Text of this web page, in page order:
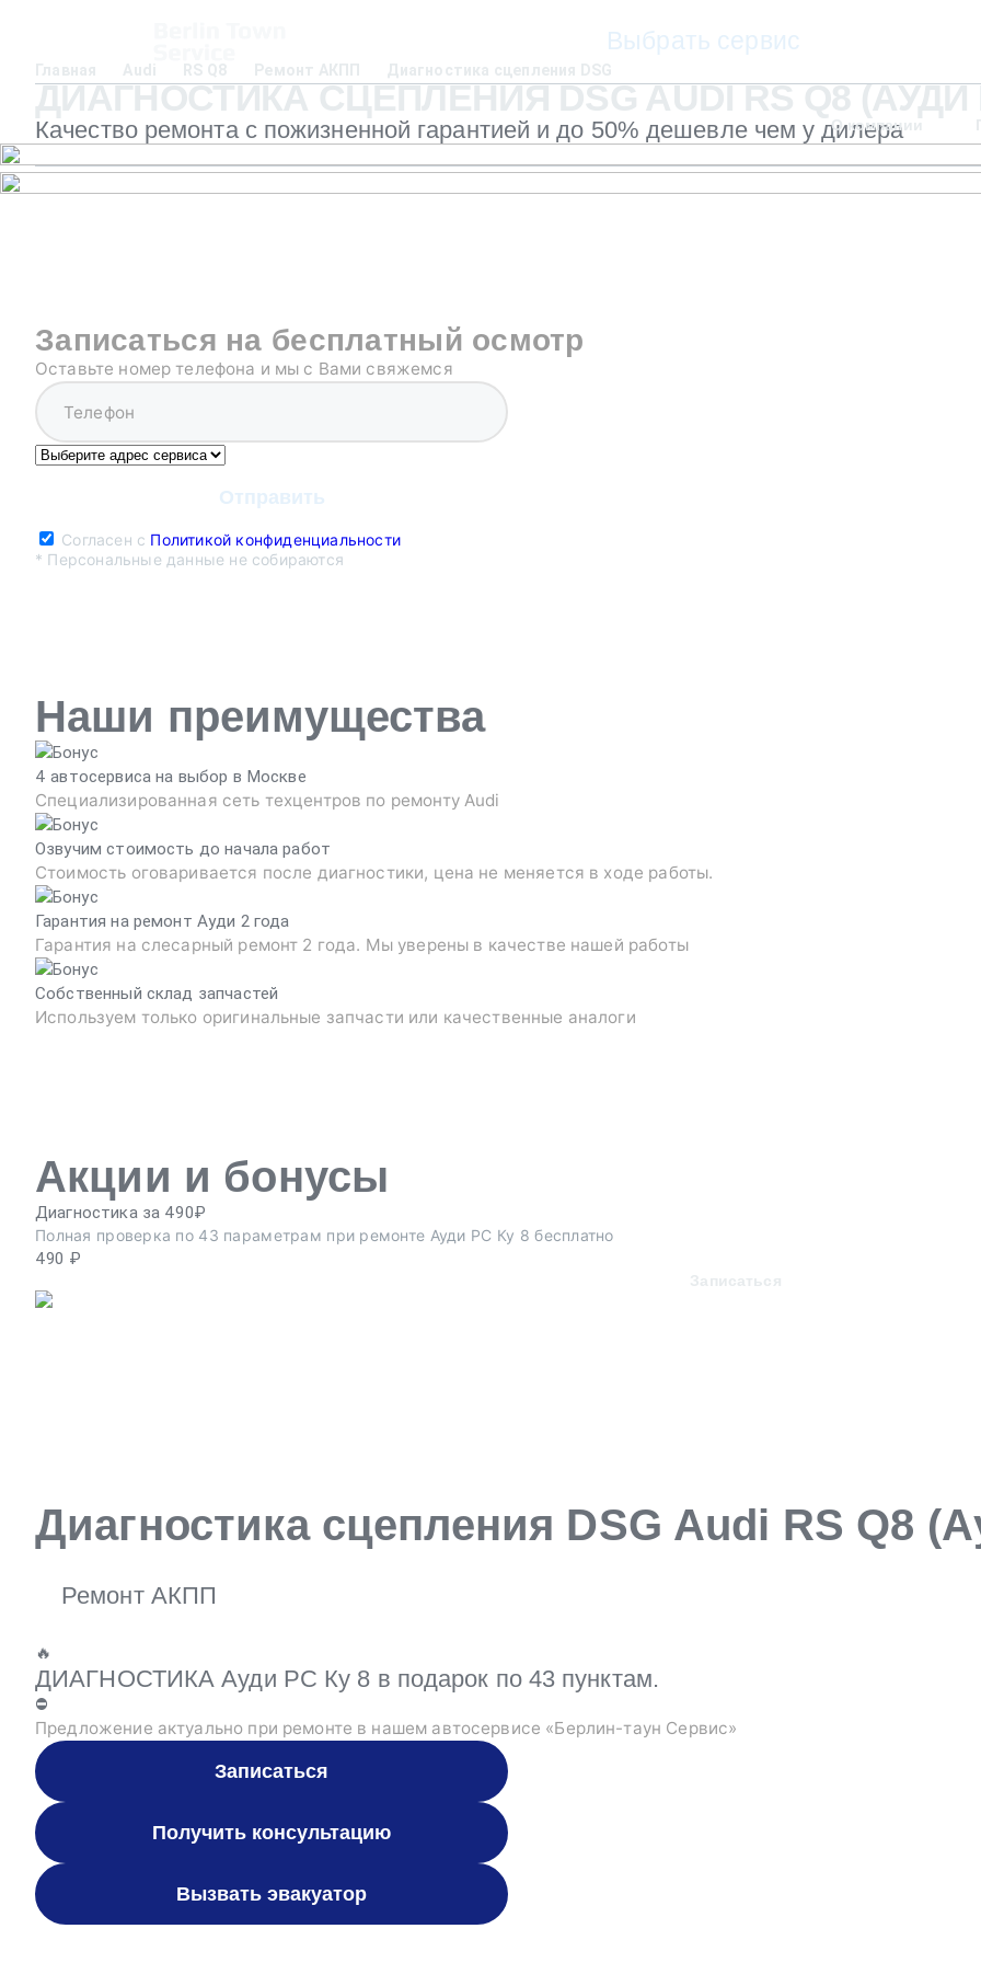
Выбрать сервис
О компании
Главная Audi RS Q8 Ремонт АКПП Диагностика сцепления DSG
ДИАГНОСТИКА СЦЕПЛЕНИЯ DSG AUDI RS Q8
Качество ремонта с пожизненной гарантией и до 50% дешевле чем у дилера
Записаться на бесплатный осмотр
Оставьте номер телефона и мы с Вами свяжемся
Согласен с Политикой конфиденциальности
* Персональные данные не собираются
Наши преимущества
4 автосервиса на выбор в Москве
Специализированная сеть техцентров по ремонту Audi
Озвучим стоимость до начала работ
Стоимость оговаривается после диагностики, цена не меняется в ходе работы.
Гарантия на ремонт Ауди 2 года
Гарантия на слесарный ремонт 2 года. Мы уверены в качестве нашей работы
Собственный склад запчастей
Используем только оригинальные запчасти или качественные аналоги
Акции и бонусы
Диагностика за 490₽
Полная проверка по 43 параметрам при ремонте Ауди РС Ку 8 бесплатно
490 ₽
Записаться
Диагностика сцепления DSG Audi RS Q8
Ремонт АКПП
🔥
ДИАГНОСТИКА Ауди РС Ку 8 в подарок по 43 пунктам.
⛔
Предложение актуально при ремонте в нашем автосервисе «Берлин-таун Сервис»
Записаться
Получить консультацию
Вызвать эвакуатор